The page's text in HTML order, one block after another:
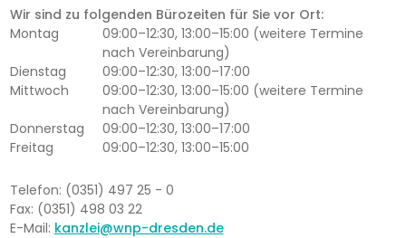
Wir sind zu folgenden Bürozeiten für Sie vor Ort:
Montag
09:00–12:30, 13:00–15:00 (weitere Termine
nach Vereinbarung)
Dienstag
09:00–12:30, 13:00–17:00
Mittwoch
09:00–12:30, 13:00–15:00 (weitere Termine
nach Vereinbarung)
Donnerstag
09:00–12:30, 13:00–17:00
Freitag
09:00–12:30, 13:00–15:00
Telefon: (0351) 497 25 - 0
Fax: (0351) 498 03 22
E-Mail: kanzlei@wnp-dresden.de